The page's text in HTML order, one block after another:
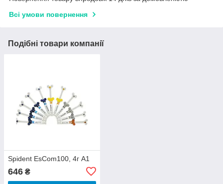
Всі умови повернення
Подібні товари компанії
Spident EsCom100, 4г А1
646 ₴